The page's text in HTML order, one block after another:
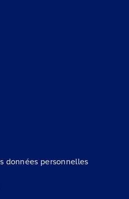
données personnelles